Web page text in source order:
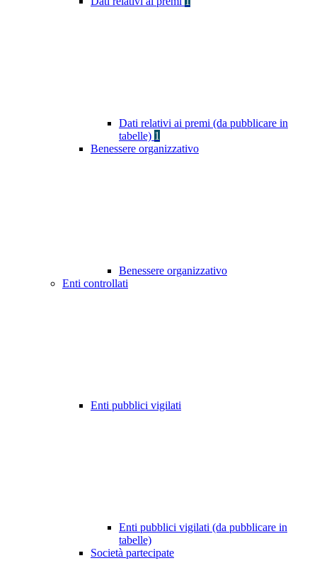
Dati relativi ai premi (da pubblicare in
tabelle) 1
Benessere organizzativo
Benessere organizzativo
Enti controllati
Enti pubblici vigilati
Enti pubblici vigilati (da pubblicare in
tabelle)
Società partecipate